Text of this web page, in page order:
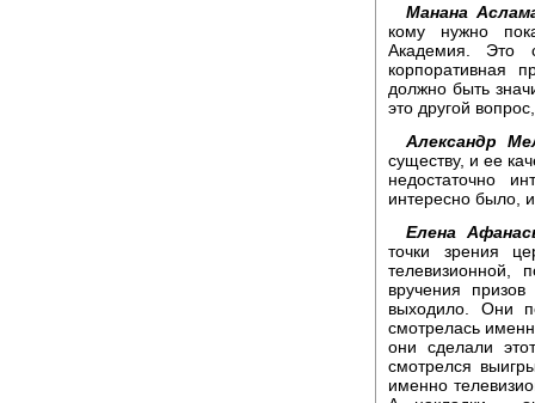
Манана
кому нужно
Академия. Это
корпоративная
должно быть
это другой
Александр
существу, и ее
недостаточно
интересно было,
Елена
точки зрения
телевизионной,
вручения
выходило. Они
смотрелась
они сделали
смотрелся
именно